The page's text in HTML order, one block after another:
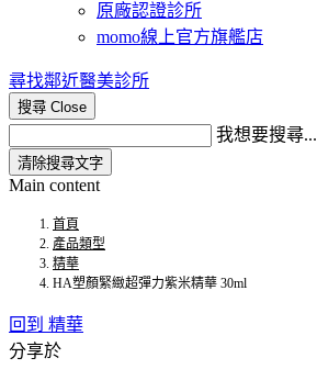
原廠認證診所
momo線上官方旗艦店​
尋找鄰近醫美診所
搜尋 Close
我想要搜尋...
清除搜尋文字
Main content
首頁
產品類型
精華
HA塑顏緊緻超彈力紫米精華 30ml
回到 精華
分享於